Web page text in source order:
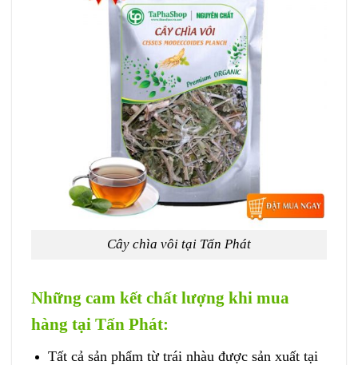
Cây chìa vôi tại Tấn Phát
Những cam kết chất lượng khi mua
hàng tại Tấn Phát:
Tất cả sản phẩm từ trái nhàu được sản xuất tại